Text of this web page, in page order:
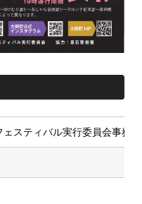
スティバル実行委員会事務局